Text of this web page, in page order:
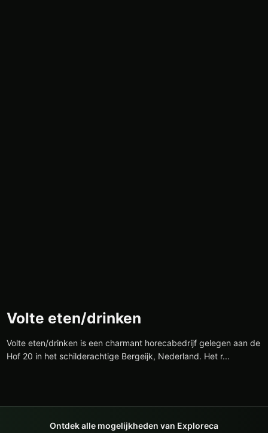
Volte eten/drinken
Volte eten/drinken is een charmant horecabedrijf gelegen aan de
Hof 20 in het schilderachtige Bergeijk, Nederland. Het r...
Ontdek alle mogelijkheden van Exploreca